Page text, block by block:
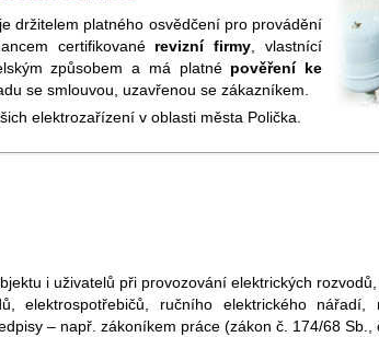
držitelem platného osvědčení pro provádění
certifikované revizní firmy, vlastnící
způsobem a má platné pověření ke
se smlouvou, uzavřenou se zákazníkem.
elektrozařízení v oblasti města Polička.
i uživatelů při provozování elektrických
elektrospotřebičů, ručního elektrického
– např. zákoníkem práce (zákon č. 174/68 Sb.,